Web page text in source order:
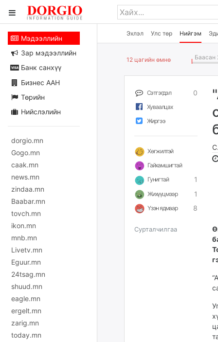
Эхлэл Улс төр Нийгэм
Мэдээллийн
Зар мэдээллийн
Банк санхүү
Бизнес ААН
Төрийн
Нийслэлийн
dorgio.mn
Gogo.mn
caak.mn
news.mn
zindaa.mn
Baabar.mn
tovch.mn
ikon.mn
mnb.mn
Livetv.mn
Eguur.mn
24tsag.mn
shuud.mn
eagle.mn
ergelt.mn
zarig.mn
today.mn
12 цагийн өмнө Баасан
Сэтгэгдэл 0
Хуваалцах
Жиргээ
Хөгжилтэй
Гайхамшигтай
Гунигтай
1
Жихүүцмээр 1
Үзэн ядмаар 8
Сурталчилгаа